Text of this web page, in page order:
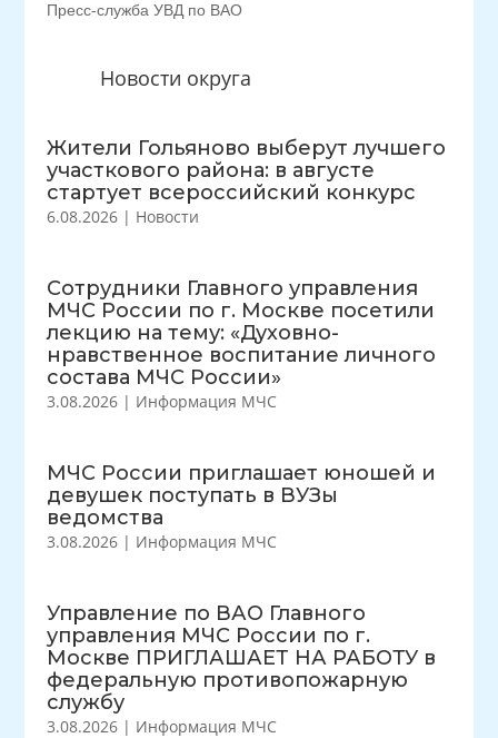
Новости округа
Жители Гольяново выберут лучшего
участкового района: в августе
стартует всероссийский конкурс
6.08.2026 | Новости
Сотрудники Главного управления
МЧС России по г. Москве посетили
лекцию на тему: «Духовно-
нравственное воспитание личного
состава МЧС России»
3.08.2026 | Информация МЧС
МЧС России приглашает юношей и
девушек поступать в ВУЗы
ведомства
3.08.2026 | Информация МЧС
Управление по ВАО Главного
управления МЧС России по г.
Москве ПРИГЛАШАЕТ НА РАБОТУ в
федеральную противопожарную
службу
3.08.2026 | Информация МЧС
Пресс-служба УВД по ВАО